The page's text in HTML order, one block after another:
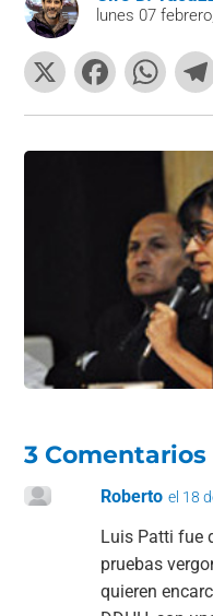
lunes 07
X
F
a
c
b
o
o
k
W
h
at
A
p
p
3 Comentarios
Roberto el 18
Luis Patti fue
pruebas
quieren